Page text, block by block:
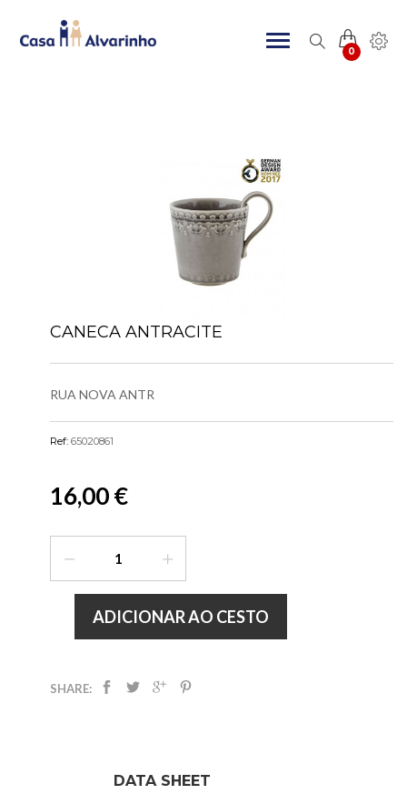
0
CANECA ANTRACITE
RUA NOVA ANTR
Ref: 65020861
16,00 €
ADICIONAR AO CESTO
SHARE:
DATA SHEET